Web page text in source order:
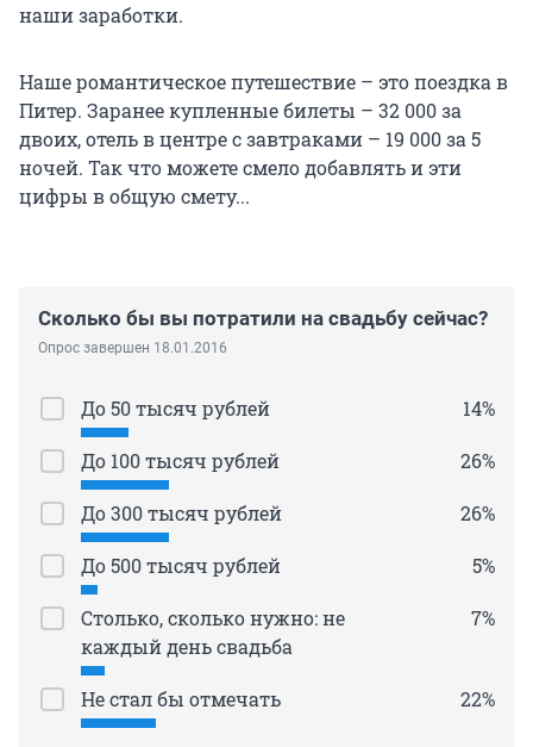
наши заработки.
Наше романтическое путешествие – это поездка в
Питер. Заранее купленные билеты – 32 000 за
двоих, отель в центре с завтраками – 19 000 за 5
ночей. Так что можете смело добавлять и эти
цифры в общую смету...
Сколько бы вы потратили на свадьбу сейчас?
Опрос завершен 18.01.2016
До 50 тысяч рублей 14%
До 100 тысяч рублей 26%
До 300 тысяч рублей 26%
До 500 тысяч рублей 5%
Столько, сколько нужно: не
каждый день свадьба
7%
Не стал бы отмечать 22%